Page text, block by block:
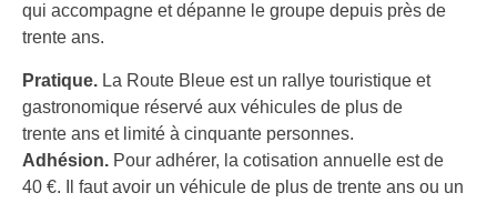
qui accompagne et dépanne le groupe depuis près de
trente ans.
Pratique. La Route Bleue est un rallye touristique et
gastronomique réservé aux véhicules de plus de
trente ans et limité à cinquante personnes.
Adhésion. Pour adhérer, la cotisation annuelle est de
40 €. Il faut avoir un véhicule de plus de trente ans ou un